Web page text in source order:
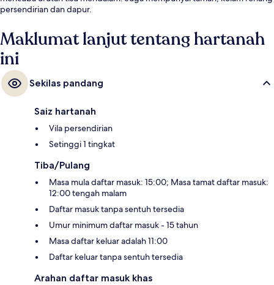
persendirian dan dapur.
Maklumat lanjut tentang hartanah
ini
Sekilas pandang
Saiz hartanah
Vila persendirian
Setinggi 1 tingkat
Tiba/Pulang
Masa mula daftar masuk: 15:00; Masa tamat daftar masuk:
12:00 tengah malam
Daftar masuk tanpa sentuh tersedia
Umur minimum daftar masuk - 15 tahun
Masa daftar keluar adalah 11:00
Daftar keluar tanpa sentuh tersedia
Arahan daftar masuk khas